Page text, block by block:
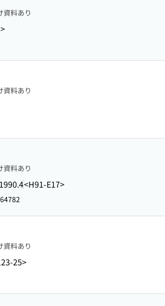
資料あり
資料あり
資料あり
1990.4<H91-E17>
資料あり
25>